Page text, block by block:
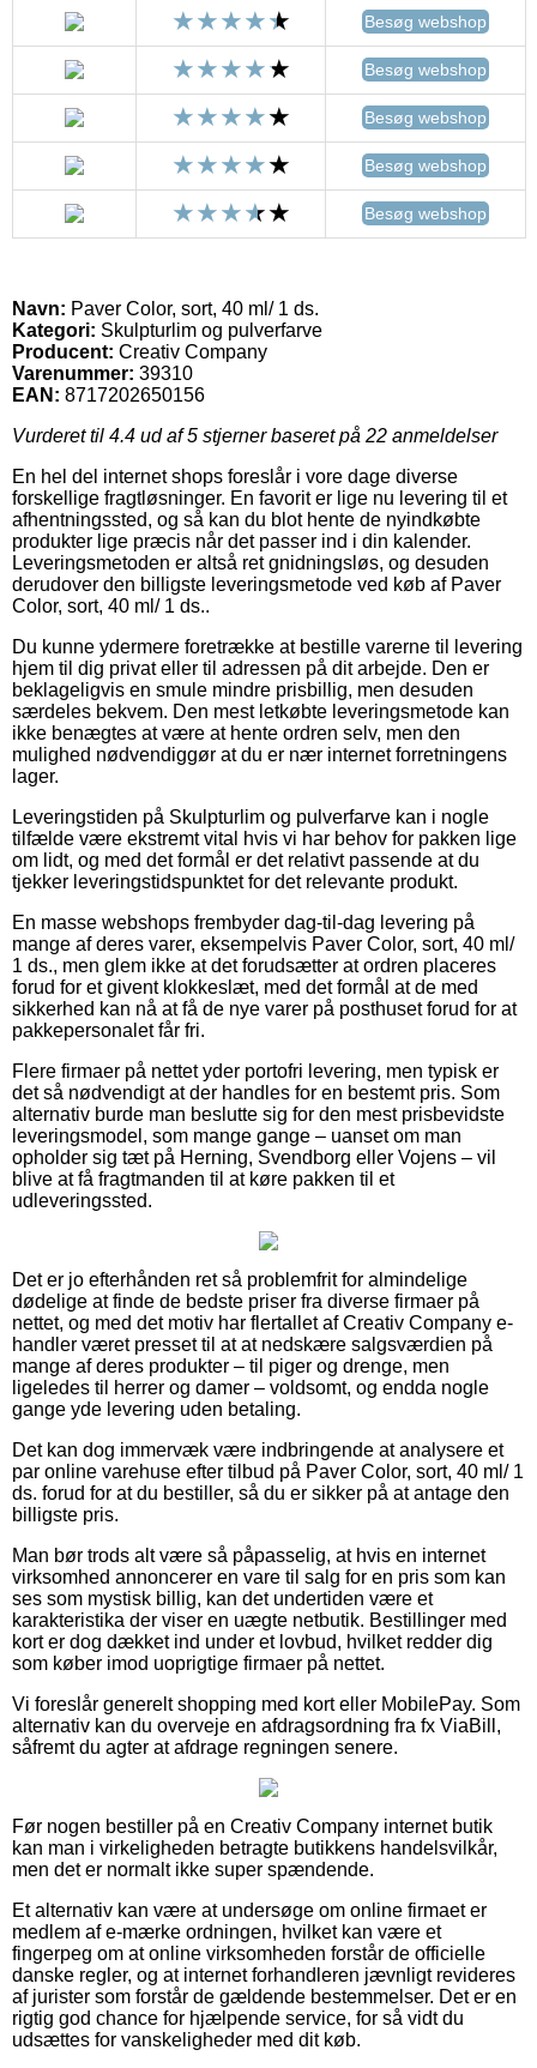
Besøg webshop
Besøg webshop
Besøg webshop
Besøg webshop
Besøg webshop
Navn: Paver Color, sort, 40 ml/ 1 ds.
Kategori: Skulpturlim og pulverfarve
Producent: Creativ Company
Varenummer: 39310
EAN: 8717202650156
Vurderet til 4.4 ud af 5 stjerner baseret på 22 anmeldelser
En hel del internet shops foreslår i vore dage diverse
forskellige fragtløsninger. En favorit er lige nu levering til et
afhentningssted, og så kan du blot hente de nyindkøbte
produkter lige præcis når det passer ind i din kalender.
Leveringsmetoden er altså ret gnidningsløs, og desuden
derudover den billigste leveringsmetode ved køb af Paver
Color, sort, 40 ml/ 1 ds..
Du kunne ydermere foretrække at bestille varerne til levering
hjem til dig privat eller til adressen på dit arbejde. Den er
beklageligvis en smule mindre prisbillig, men desuden
særdeles bekvem. Den mest letkøbte leveringsmetode kan
ikke benægtes at være at hente ordren selv, men den
mulighed nødvendiggør at du er nær internet forretningens
lager.
Leveringstiden på Skulpturlim og pulverfarve kan i nogle
tilfælde være ekstremt vital hvis vi har behov for pakken lige
om lidt, og med det formål er det relativt passende at du
tjekker leveringstidspunktet for det relevante produkt.
En masse webshops frembyder dag-til-dag levering på
mange af deres varer, eksempelvis Paver Color, sort, 40 ml/
1 ds., men glem ikke at det forudsætter at ordren placeres
forud for et givent klokkeslæt, med det formål at de med
sikkerhed kan nå at få de nye varer på posthuset forud for at
pakkepersonalet får fri.
Flere firmaer på nettet yder portofri levering, men typisk er
det så nødvendigt at der handles for en bestemt pris. Som
alternativ burde man beslutte sig for den mest prisbevidste
leveringsmodel, som mange gange – uanset om man
opholder sig tæt på Herning, Svendborg eller Vojens – vil
blive at få fragtmanden til at køre pakken til et
udleveringssted.
Det er jo efterhånden ret så problemfrit for almindelige
dødelige at finde de bedste priser fra diverse firmaer på
nettet, og med det motiv har flertallet af Creativ Company e-
handler været presset til at at nedskære salgsværdien på
mange af deres produkter – til piger og drenge, men
ligeledes til herrer og damer – voldsomt, og endda nogle
gange yde levering uden betaling.
Det kan dog immervæk være indbringende at analysere et
par online varehuse efter tilbud på Paver Color, sort, 40 ml/ 1
ds. forud for at du bestiller, så du er sikker på at antage den
billigste pris.
Man bør trods alt være så påpasselig, at hvis en internet
virksomhed annoncerer en vare til salg for en pris som kan
ses som mystisk billig, kan det undertiden være et
karakteristika der viser en uægte netbutik. Bestillinger med
kort er dog dækket ind under et lovbud, hvilket redder dig
som køber imod uoprigtige firmaer på nettet.
Vi foreslår generelt shopping med kort eller MobilePay. Som
alternativ kan du overveje en afdragsordning fra fx ViaBill,
såfremt du agter at afdrage regningen senere.
Før nogen bestiller på en Creativ Company internet butik
kan man i virkeligheden betragte butikkens handelsvilkår,
men det er normalt ikke super spændende.
Et alternativ kan være at undersøge om online firmaet er
medlem af e-mærke ordningen, hvilket kan være et
fingerpeg om at online virksomheden forstår de officielle
danske regler, og at internet forhandleren jævnligt revideres
af jurister som forstår de gældende bestemmelser. Det er en
rigtig god chance for hjælpende service, for så vidt du
udsættes for vanskeligheder med dit køb.